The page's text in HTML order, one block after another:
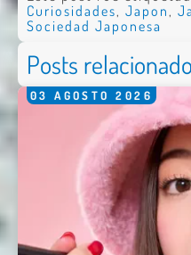
Curiosidades, Japon ,
Sociedad Japonesa
Posts
03 AGOSTO 2026